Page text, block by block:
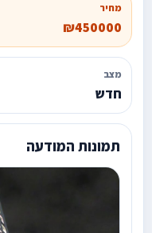
מחיר
₪450000
מצב
חדש
תמונות המודעה